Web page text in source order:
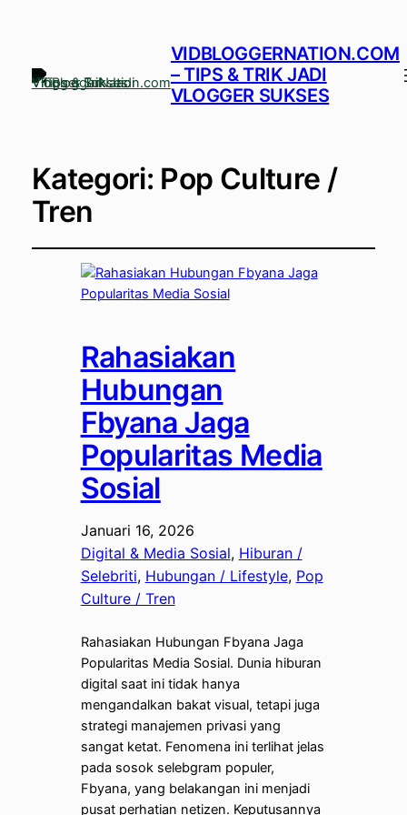
VIDBLOGGERNATION.COM
– TIPS & TRIK JADI
VLOGGER SUKSES
Kategori: Pop Culture /
Tren
Rahasiakan
Hubungan
Fbyana Jaga
Popularitas Media
Sosial
Januari 16, 2026
Digital & Media Sosial, Hiburan /
Selebriti, Hubungan / Lifestyle, Pop
Culture / Tren
Rahasiakan Hubungan Fbyana Jaga
Popularitas Media Sosial. Dunia hiburan
digital saat ini tidak hanya
mengandalkan bakat visual, tetapi juga
strategi manajemen privasi yang
sangat ketat. Fenomena ini terlihat jelas
pada sosok selebgram populer,
Fbyana, yang belakangan ini menjadi
pusat perhatian netizen. Keputusannya